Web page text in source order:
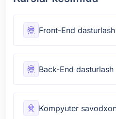
Front-End dasturlash
Back-End dasturlash
Kompyuter